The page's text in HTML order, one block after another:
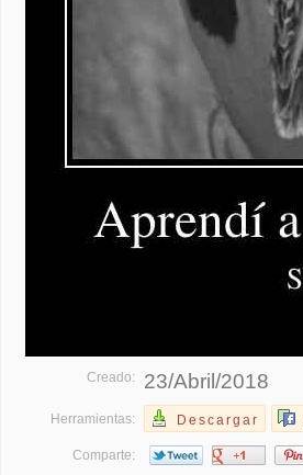
Creado: 23/Abril/2018
Herramientas: Descargar
Comparte: